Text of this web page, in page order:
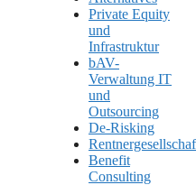
Private Equity
und
Infrastruktur
bAV-
Verwaltung IT
und
Outsourcing
De-Risking
Benefit
Consulting